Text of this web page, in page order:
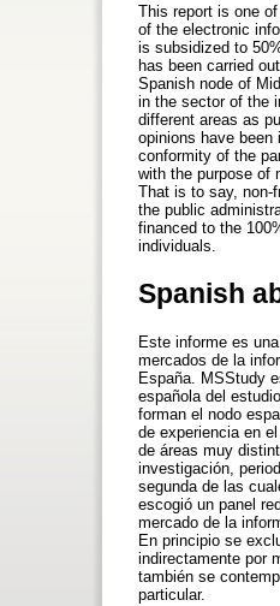
This report is one
of the electronic
is subsidized to
has been carried
Spanish node of
in the sector of the
different areas as
opinions have been
conformity of the
with the purpose of
That is to say, non-
the public
financed to the
individuals.
Spanish
Este informe es
mercados de la
España. MSStudy
española del
forman el nodo
de experiencia en
de áreas muy
investigación,
segunda de las
escogió un panel
mercado de la
En principio se
indirectamente por
también se
particular.